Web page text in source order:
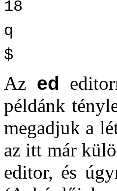
18
q
$
Az ed
példánk
megadjuk a
az itt már
editor, és